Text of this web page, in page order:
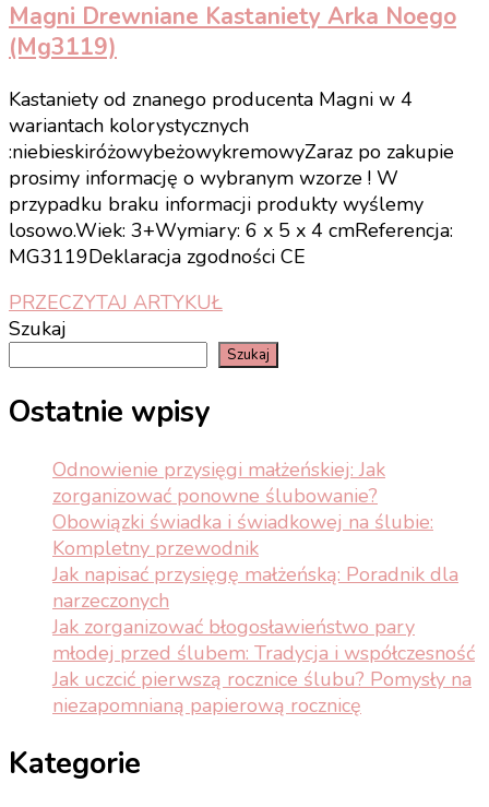
Magni Drewniane Kastaniety Arka Noego
(Mg3119)
Kastaniety od znanego producenta Magni w 4
wariantach kolorystycznych
:niebieskiróżowybeżowykremowyZaraz po zakupie
prosimy informację o wybranym wzorze ! W
przypadku braku informacji produkty wyślemy
losowo.Wiek: 3+Wymiary: 6 x 5 x 4 cmReferencja:
MG3119Deklaracja zgodności CE
PRZECZYTAJ ARTYKUŁ
Szukaj
Szukaj
Ostatnie wpisy
Odnowienie przysięgi małżeńskiej: Jak
zorganizować ponowne ślubowanie?
Obowiązki świadka i świadkowej na ślubie:
Kompletny przewodnik
Jak napisać przysięgę małżeńską: Poradnik dla
narzeczonych
Jak zorganizować błogosławieństwo pary
młodej przed ślubem: Tradycja i współczesność
Jak uczcić pierwszą rocznice ślubu? Pomysły na
niezapomnianą papierową rocznicę
Kategorie